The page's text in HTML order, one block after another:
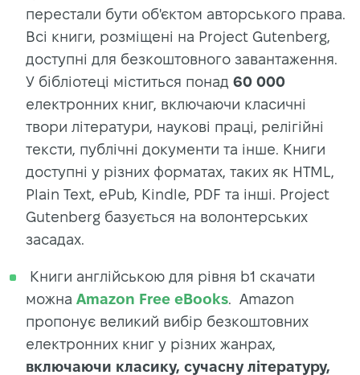
перестали бути об'єктом авторського права.
Всі книги, розміщені на Project Gutenberg,
доступні для безкоштовного завантаження.
У бібліотеці міститься понад 60 000
електронних книг, включаючи класичні
твори літератури, наукові праці, релігійні
тексти, публічні документи та інше. Книги
доступні у різних форматах, таких як HTML,
Plain Text, ePub, Kindle, PDF та інші. Project
Gutenberg базується на волонтерських
засадах.
Книги англійською для рівня b1 скачати
можна Amazon Free eBooks. Amazon
пропонує великий вибір безкоштовних
електронних книг у різних жанрах,
включаючи класику, сучасну літературу,